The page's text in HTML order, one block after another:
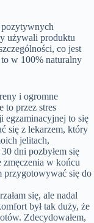
pozytywnych
używali produktu
co jest
w 100% naturalny
i ogromne
to przez stres
egzaminacyjnej to się
się z lekarzem, który
jelitach,
dni pozbyłem się
zmęczenia w końcu
przygotowywać się do
się, ale nadal
był tak duży, że
Zdecydowałem,